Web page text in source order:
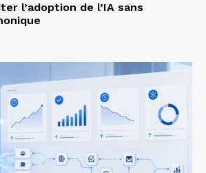
l’adoption de l’IA sans